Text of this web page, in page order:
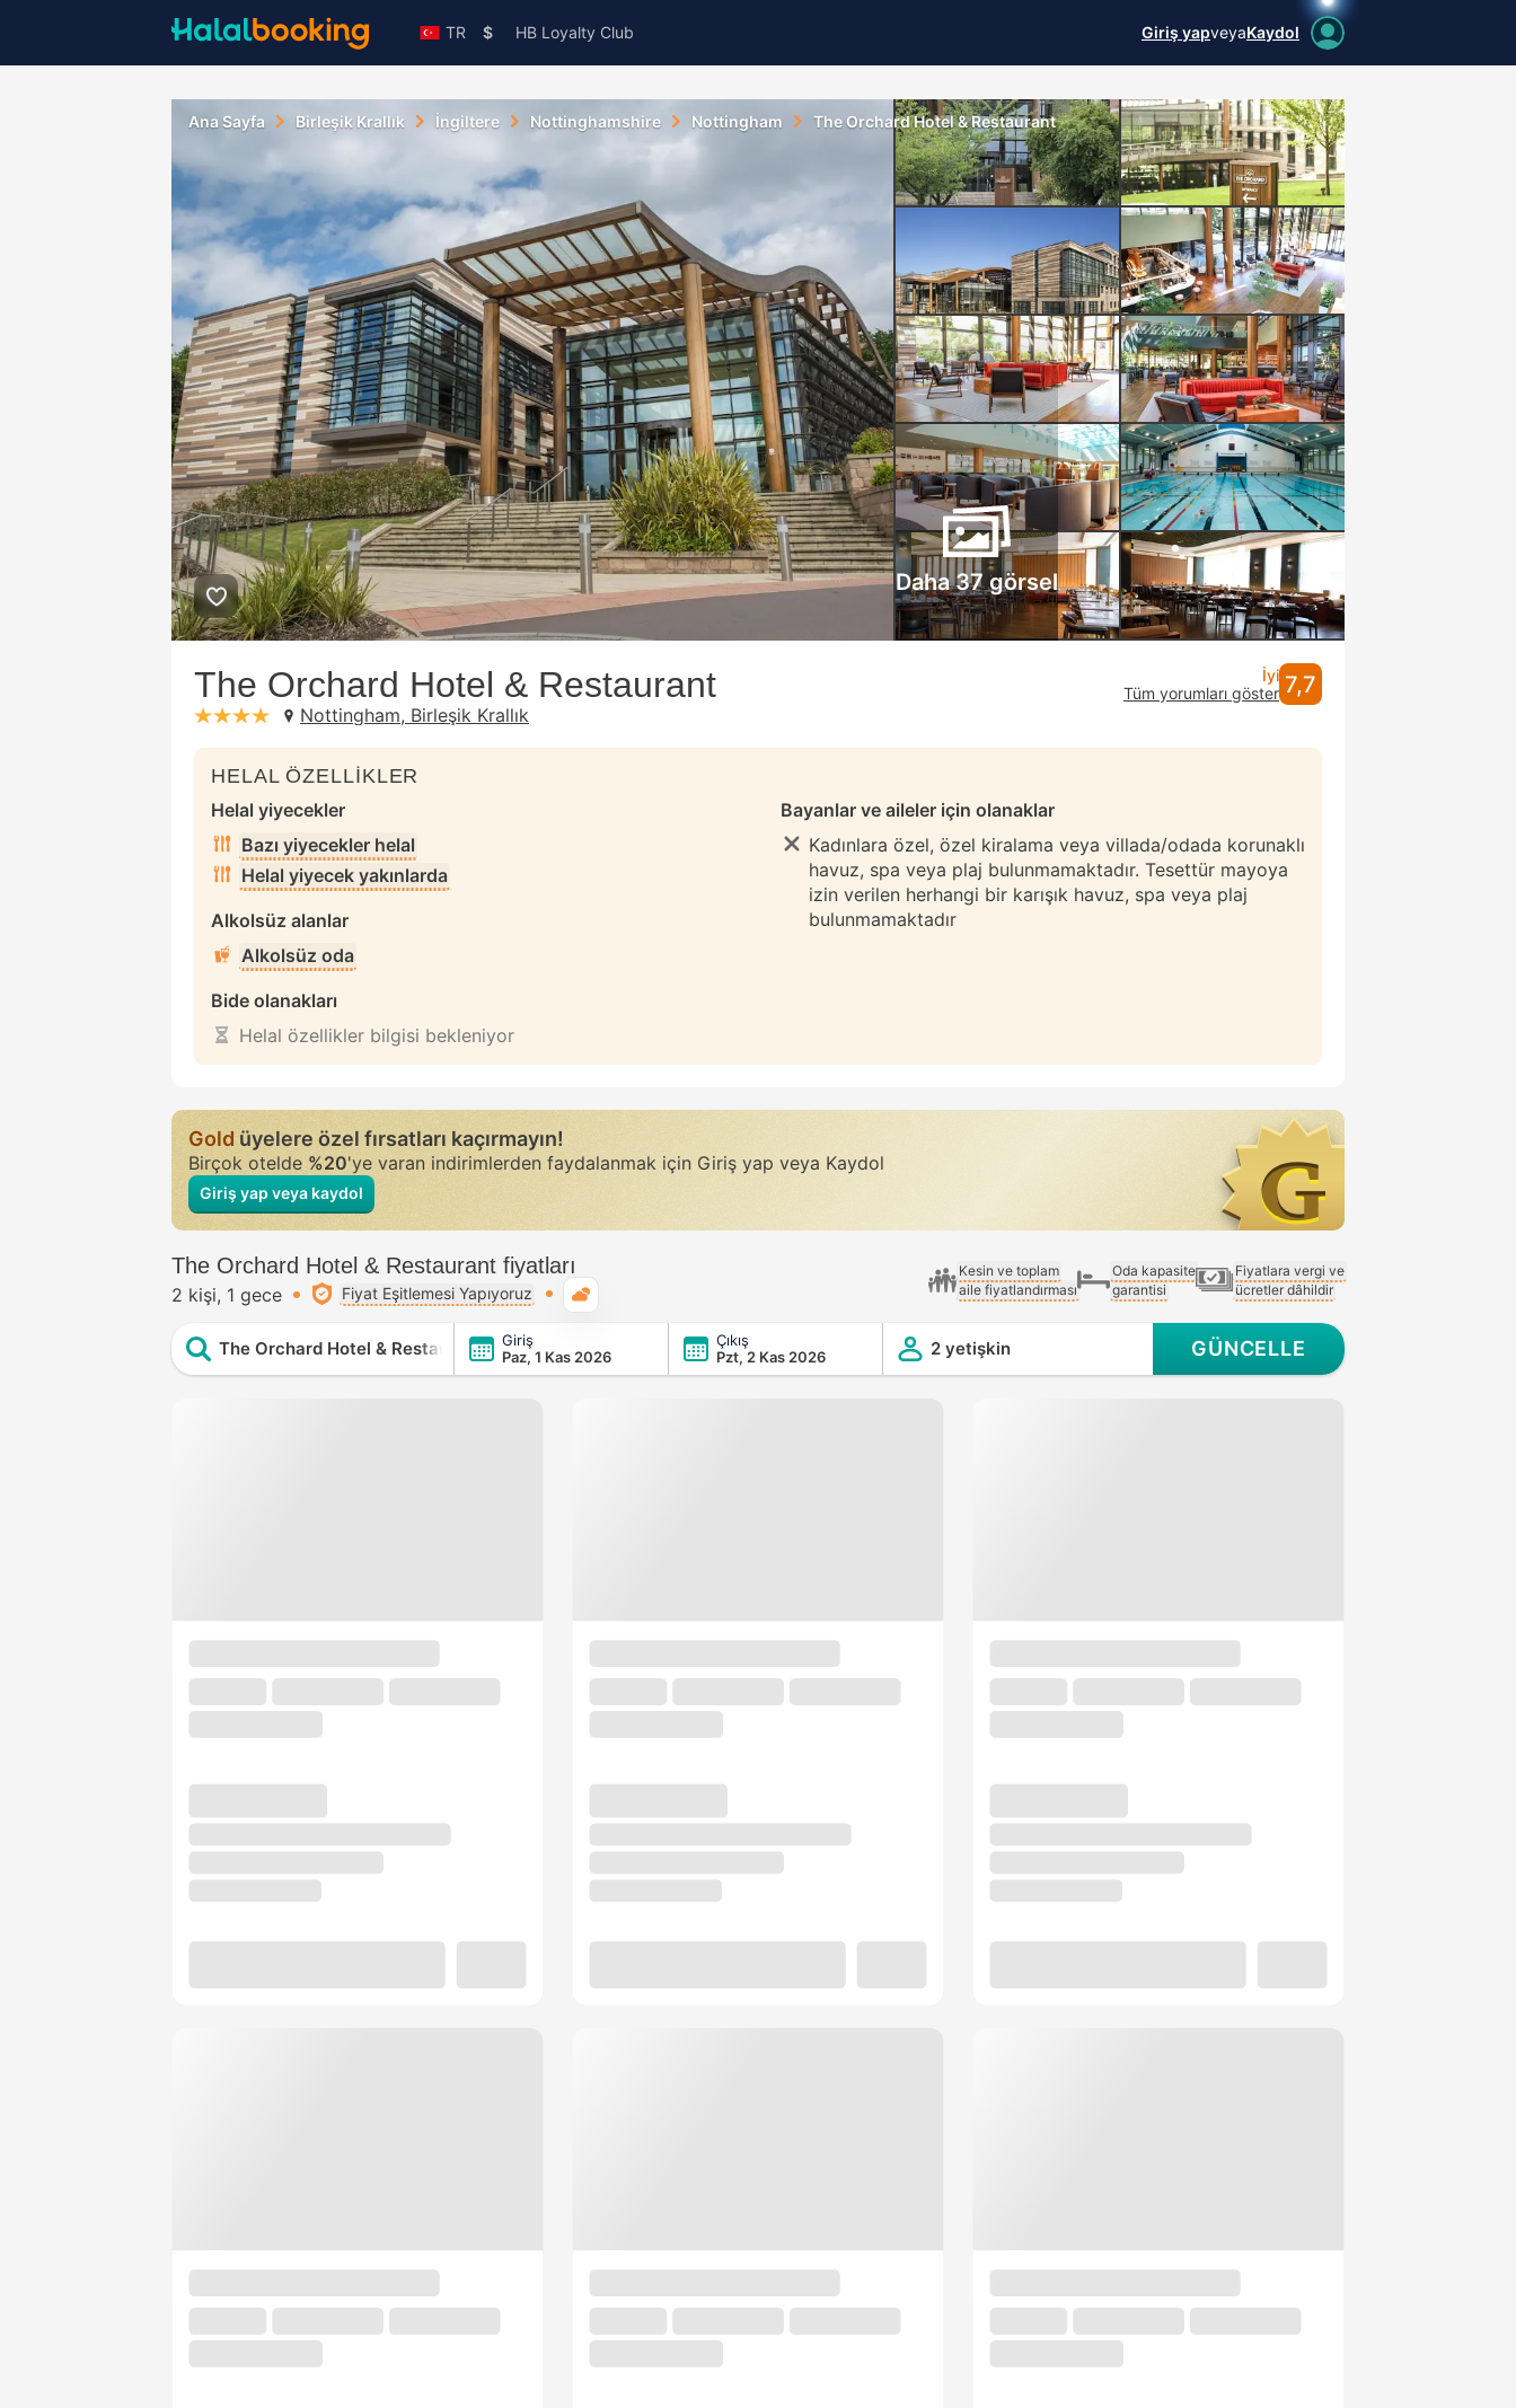
TR $ HB Loyalty Club Giriş yapveyaKaydol
Ana Sayfa Birleşik Krallık İngiltere Nottinghamshire Nottingham The Orchard Hotel & Restaurant
Daha 37 görsel
The Orchard Hotel & Restaurant
stars: 4Nottingham, Birleşik Krallık
İyi
Tüm yorumları göster 7,7
HELAL ÖZELLİKLER
Helal yiyecekler
Bazı yiyecekler helal
Helal yiyecek yakınlarda
Alkolsüz alanlar
Alkolsüz oda
Bide olanakları
Helal özellikler bilgisi bekleniyor
Bayanlar ve aileler için olanaklar
Kadınlara özel, özel kiralama veya villada/odada korunaklı
havuz, spa veya plaj bulunmamaktadır. Tesettür mayoya
izin verilen herhangi bir karışık havuz, spa veya plaj
bulunmamaktadır
Goldüyelere özel fırsatları kaçırmayın!
Birçok otelde%20'ye varan indirimlerden faydalanmak için Giriş yap veya Kaydol
Giriş yap veya kaydol
The Orchard Hotel & Restaurant fiyatları
2 kişi 1 gece Fiyat Eşitlemesi Yapıyoruz
Kesin ve toplam
aile fiyatlandırması
Oda kapasite
garantisi
Fiyatlara vergi ve
ücretler dâhildir
The Orchard Hotel & Restaurant
Giriş
Paz, 1 Kas 2026
Çıkış
Pzt, 2 Kas 2026
2 yetişkin GÜNCELLE